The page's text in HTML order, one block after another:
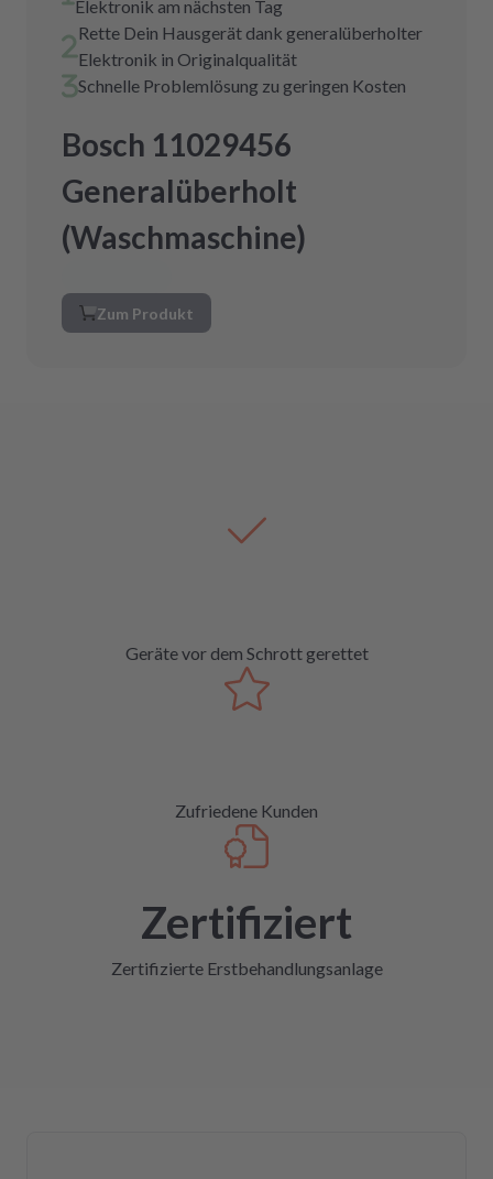
Elektronik am nächsten Tag
Rette Dein Hausgerät dank generalüberholter
Elektronik in Originalqualität
Schnelle Problemlösung zu geringen Kosten
Bosch 11029456
Generalüberholt
(Waschmaschine)
Zum Produkt
Geräte vor dem Schrott gerettet
Zufriedene Kunden
Zertifiziert
Zertifizierte Erstbehandlungsanlage